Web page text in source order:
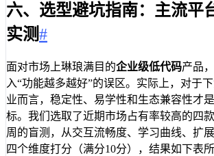
六、选型避坑指南：主流平
实测#
面对市场上琳琅满目的企业级低代码产品
入“功能越多越好”的误区。实际上，对于
业而言，稳定性、易学性和生态兼容性才
标。我们选取了近期市场占有率较高的四
周的盲测，从交互流畅度、学习曲线、扩
四个维度打分（满分10分），结果如下表所